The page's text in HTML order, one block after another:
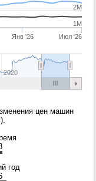
Янв '26 Июл '26
2020
2M
1M
цен машин
год